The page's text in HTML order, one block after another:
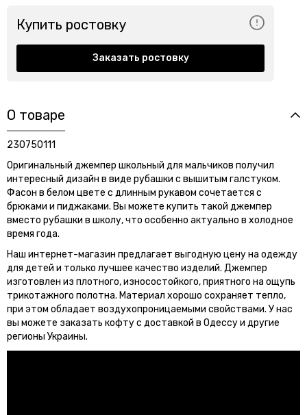
Купить ростовку
Заказать ростовку
О товаре
230750111
Оригинальный джемпер школьный для мальчиков получил
интересный дизайн в виде рубашки с вышитым галстуком.
Фасон в белом цвете с длинным рукавом сочетается с
брюками и пиджаками. Вы можете купить такой джемпер
вместо рубашки в школу, что особенно актуально в холодное
время года.
Наш интернет-магазин предлагает выгодную цену на одежду
для детей и только лучшее качество изделий. Джемпер
изготовлен из плотного, износостойкого, приятного на ощупь
трикотажного полотна. Материал хорошо сохраняет тепло,
при этом обладает воздухопроницаемыми свойствами. У нас
вы можете заказать кофту с доставкой в Одессу и другие
регионы Украины.